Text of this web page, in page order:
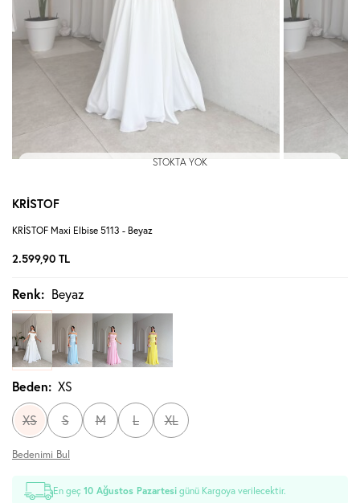
STOKTA YOK
KRİSTOF
KRİSTOF Maxi Elbise 5113 - Beyaz
2.599,90 TL
Renk: Beyaz
Beden: XS
XS S M L XL
Bedenimi Bul
En geç10 Ağustos Pazartesi günü Kargoya verilecektir.